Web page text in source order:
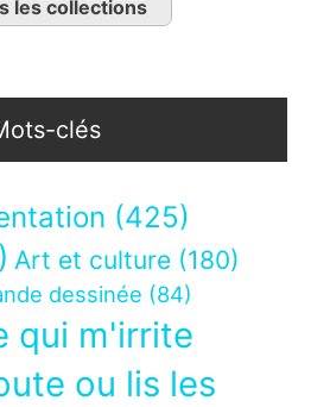
les collections
clés
(425)
Art et culture (180)
dessinée (84)
qui m'irrite
ou lis les